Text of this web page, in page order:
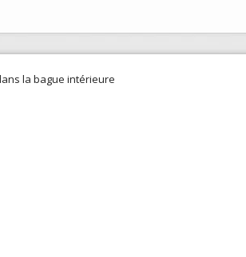
la bague intérieure